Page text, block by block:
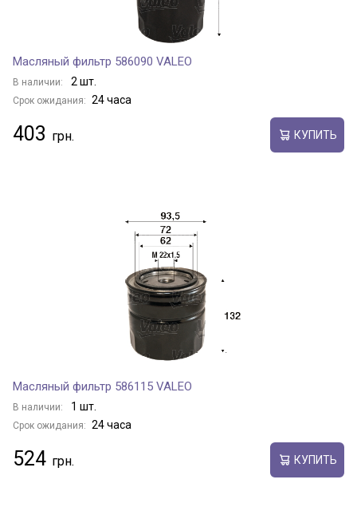
Масляный фильтр 586090 VALEO
В наличии: 2 шт.
Срок ожидания: 24 часа
403 КУПИТЬ
Масляный фильтр 586115 VALEO
В наличии: 1 шт.
Срок ожидания: 24 часа
524 КУПИТЬ